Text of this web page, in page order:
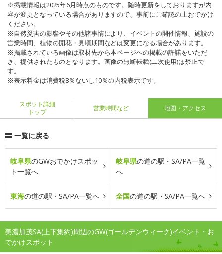
※掲載情報は2025年6月時点のものです。随時更新をしておりますが内
容が変更となっている場合がありますので、事前にご確認の上おでかけ
ください。
※自然災害の影響やその他諸事情により、イベントの開催情報、施設の
営業時間、植物の開花・見頃期間などは変更になる場合があります。
※掲載されている画像は取材先から本ページへの掲載の許諾をいただ
き、提供されたものとなります。画像の無断転載(二次使用)は禁止で
す。
※表示料金は消費税8％ないし10％の内税表示です。
スポット詳細
トップ
営業時間など 地図・アクセス
一覧に戻る
岐阜県のGWおでかけスポッ
ト一覧へ
岐阜県の道の駅・SA/PA一覧
へ
東海の道の駅・SA/PA一覧へ 全国の道の駅・SA/PA一覧へ
美濃加茂SA(上下集約)周辺のGW(ゴールデンウィーク)イベント・お
でかけスポット